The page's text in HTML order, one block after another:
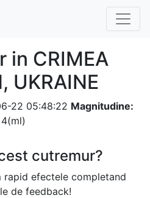
in CRIMEA
UKRAINE
22 05:48:22 Magnitudine:
4(ml)
cutremur?
rapid efectele completand
de feedback!